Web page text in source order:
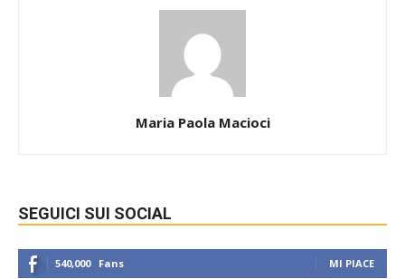
Maria Paola Macioci
SEGUICI SUI SOCIAL
540,000 Fans MI PIACE